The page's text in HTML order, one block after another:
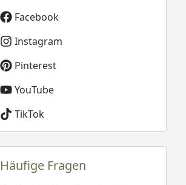
Facebook
Instagram
Pinterest
YouTube
TikTok
Häufige Fragen